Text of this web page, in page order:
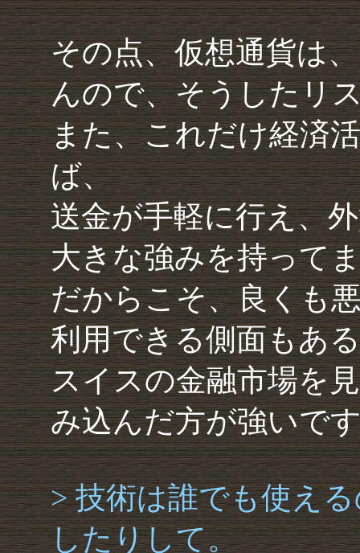
その点、仮想通貨は
んので、そうしたリ
また、これだけ経済
ば、
送金が手軽に行え、
大きな強みを持って
だからこそ、良くも
利用できる側面もあ
スイスの金融市場を
み込んだ方が強いで
> 技術は誰でも使え
したりして。